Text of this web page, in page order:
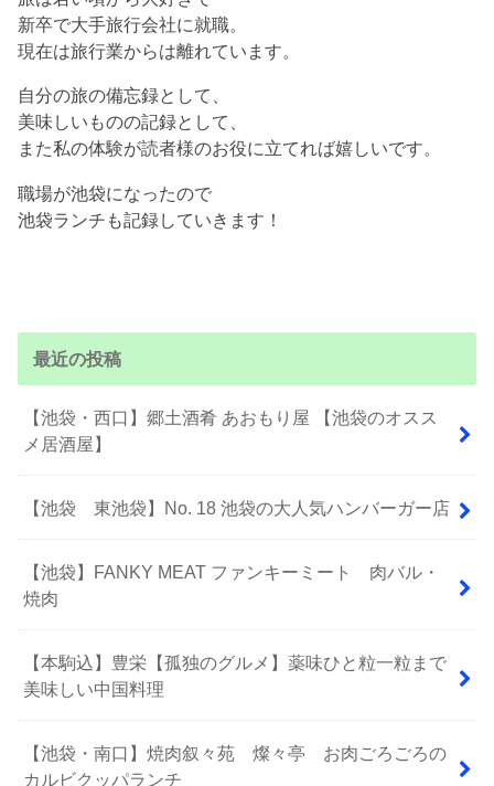
新卒で大手旅行会社に就職。
現在は旅行業からは離れています。
自分の旅の備忘録として、
美味しいものの記録として、
また私の体験が読者様のお役に立てれば嬉しいです。
職場が池袋になったので
池袋ランチも記録していきます！
最近の投稿
【池袋・西口】郷土酒肴 あおもり屋 【池袋のオスス
メ居酒屋】
【池袋 東池袋】No. 18 池袋の大人気ハンバーガー店
【池袋】FANKY MEAT ファンキーミート 肉バル・
焼肉
【本駒込】豊栄【孤独のグルメ】薬味ひと粒一粒まで
美味しい中国料理
【池袋・南口】焼肉叙々苑 燦々亭 お肉ごろごろの
カルビクッパランチ